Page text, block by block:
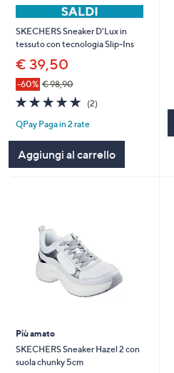
SKECHERS Sneaker D'Lux in
tessuto con tecnologia Slip-Ins
€ 39,50
-60% € 98,90
5.0
of
5
(2)
QPay Paga in 2 rate
Aggiungi al carrello
Più amato
SKECHERS Sneaker Hazel 2 con
suola chunky 5cm